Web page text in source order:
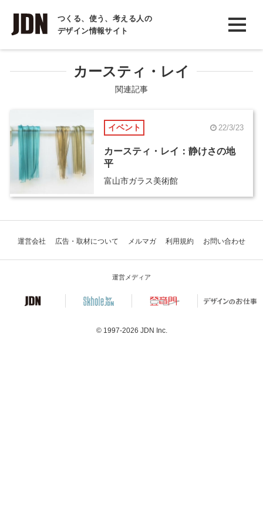
つくる、使う、考える人の
デザイン情報サイト
INTERVIEW
インタビュー
REPORT
コラム
カースティ・レイ
関連記事
イベント 22/3/23
カースティ・レイ：静けさの地
平
富山市ガラス美術館
運営会社 広告・取材について メルマガ 利用規約 お問い合わせ
運営メディア
© 1997-2026 JDN Inc.